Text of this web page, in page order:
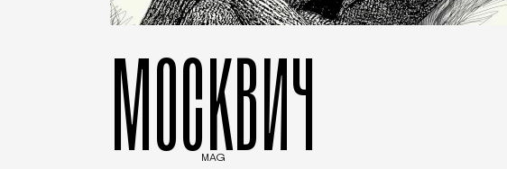
МОСКВИЧ
MAG